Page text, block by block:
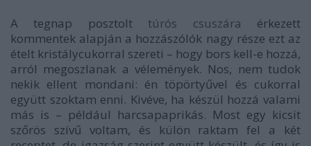
A tegnap posztolt túrós csuszára érkezett
kommentek alapján a hozzászólók nagy része ezt az
ételt kristálycukorral szereti – hogy bors kell-e hozzá,
arról megoszlanak a vélemények. Nos, nem tudok
nekik ellent mondani: én töpörtyűvel és cukorral
együtt szoktam enni. Kivéve, ha készül hozzá valami
más is – például harcsapaprikás. Most egy kicsit
szőrös szívű voltam, és külön raktam fel a két